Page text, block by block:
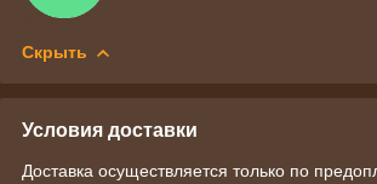
Скрыть
Условия доставки
Доставка осуществляется только по